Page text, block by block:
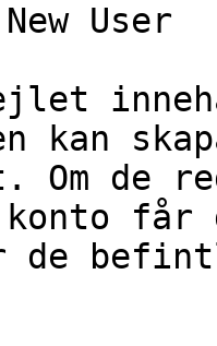
User
kan
Om de
konto
de